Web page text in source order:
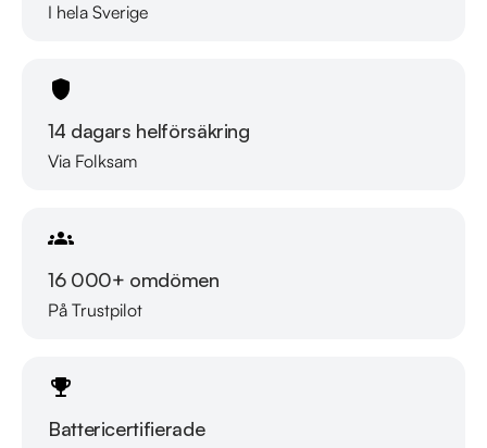
Måndag - Söndag 08:00 - 24:00
Besökstider i butik:
Måndag - Fredag 09:00 - 19:00
Välkomna!
I hela Sverige
14 dagars helförsäkring
Via Folksam
16 000+ omdömen
På Trustpilot
Battericertifierade